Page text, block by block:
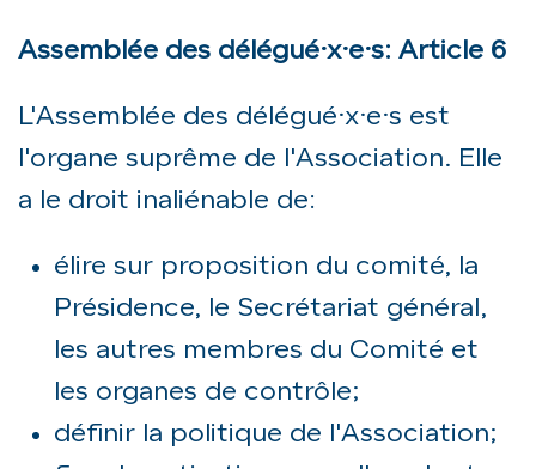
Assemblée des délégué·x·e·s: Article 6
L'Assemblée des délégué·x·e·s est
l'organe suprême de l'Association. Elle
a le droit inaliénable de:
élire sur proposition du comité, la
Présidence, le Secrétariat général,
les autres membres du Comité et
les organes de contrôle;
définir la politique de l'Association;